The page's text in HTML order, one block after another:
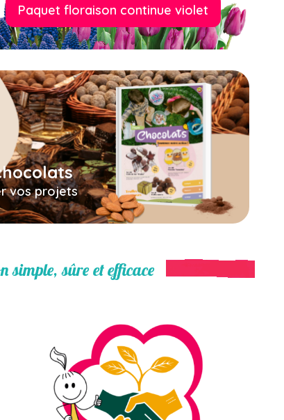
Paquet floraison continue violet
vos projets
simple, sûre et efficace